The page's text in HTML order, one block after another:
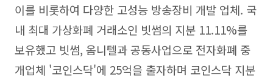
이를 비롯하여 다양한 고성능 방송장비 개발 업체. 국
내 최대 가상화폐 거래소인 빗썸의 지분 11.11%를
보유했고 빗썸, 옴니텔과 공동사업으로 전자화폐 중
개업체 '코인스닥'에 25억을 출자하며 코인스닥 지분